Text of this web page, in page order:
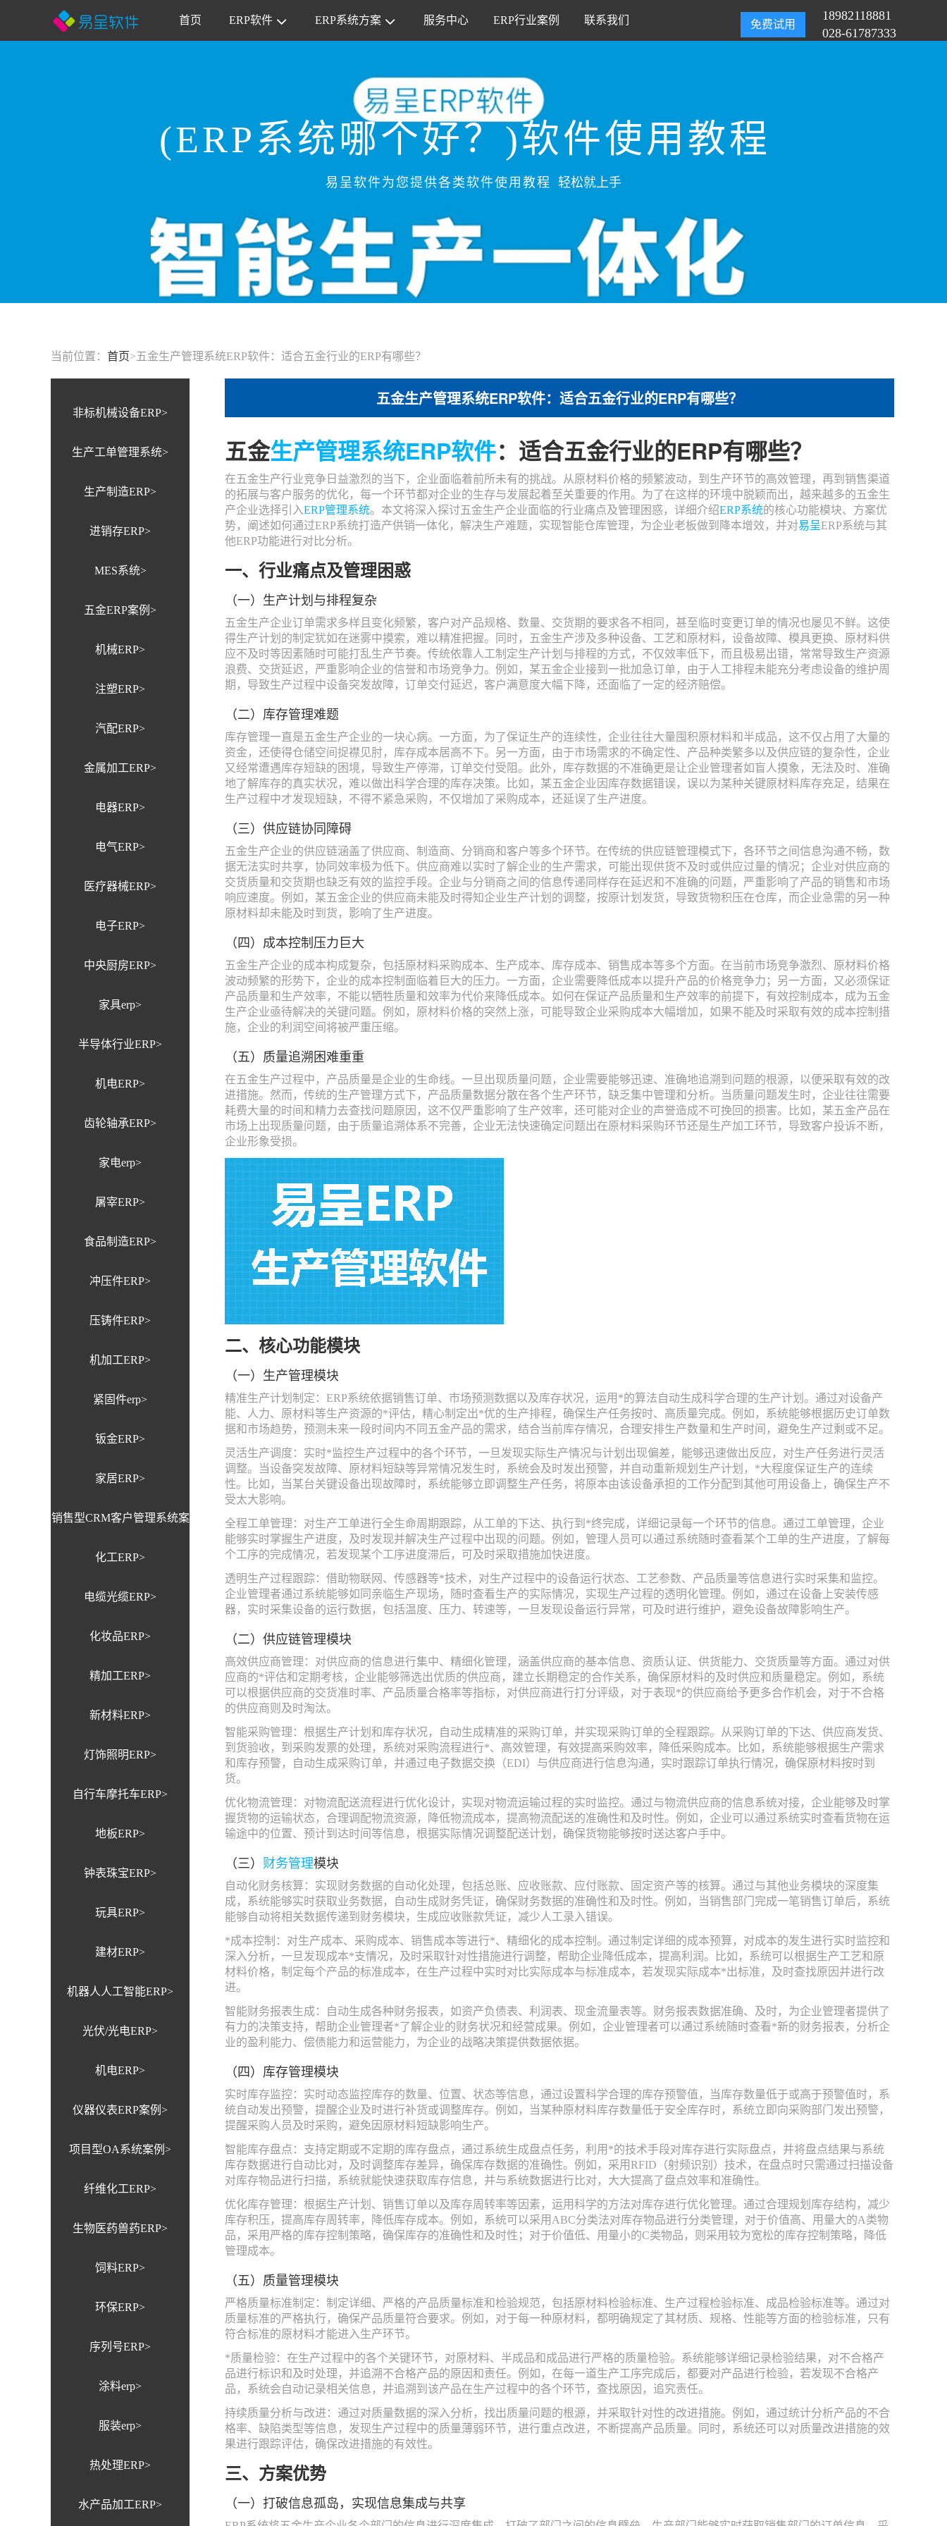
免费试用
18982118881
028-61787333
首页 ERP软件 ERP系统方案 服务中心 ERP行业案例 联系我们
(ERP系统哪个好？)软件使用教程
易呈软件为您提供各类软件使用教程 轻松就上手
当前位置： 首页>五金生产管理系统ERP软件：适合五金行业的ERP有哪些？
非标机械设备ERP>
生产工单管理系统>
生产制造ERP>
进销存ERP>
MES系统>
五金ERP案例>
机械ERP>
注塑ERP>
汽配ERP>
金属加工ERP>
电器ERP>
电气ERP>
医疗器械ERP>
电子ERP>
中央厨房ERP>
家具erp>
半导体行业ERP>
机电ERP>
齿轮轴承ERP>
家电erp>
屠宰ERP>
食品制造ERP>
冲压件ERP>
压铸件ERP>
机加工ERP>
紧固件erp>
钣金ERP>
家居ERP>
销售型CRM客户管理系统案
例>
化工ERP>
电缆光缆ERP>
化妆品ERP>
精加工ERP>
新材料ERP>
灯饰照明ERP>
自行车摩托车ERP>
地板ERP>
钟表珠宝ERP>
玩具ERP>
建材ERP>
机器人人工智能ERP>
光伏/光电ERP>
机电ERP>
仪器仪表ERP案例>
项目型OA系统案例>
纤维化工ERP>
生物医药兽药ERP>
饲料ERP>
环保ERP>
序列号ERP>
涂料erp>
服装erp>
热处理ERP>
水产品加工ERP>
五金生产管理系统ERP软件：适合五金行业的ERP有哪些？
五金生产管理系统ERP软件：适合五金行业的ERP有哪些？
在五金生产行业竞争日益激烈的当下，企业面临着前所未有的挑战。从原材料价格的频繁波动，到生产环节的高效管理，再到销售渠道
的拓展与客户服务的优化，每一个环节都对企业的生存与发展起着至关重要的作用。为了在这样的环境中脱颖而出，越来越多的五金生
产企业选择引入ERP管理系统。本文将深入探讨五金生产企业面临的行业痛点及管理困惑，详细介绍ERP系统的核心功能模块、方案优
势，阐述如何通过ERP系统打造产供销一体化，解决生产难题，实现智能仓库管理，为企业老板做到降本增效，并对易呈ERP系统与其
他ERP功能进行对比分析。
一、行业痛点及管理困惑
（一）生产计划与排程复杂
五金生产企业订单需求多样且变化频繁，客户对产品规格、数量、交货期的要求各不相同，甚至临时变更订单的情况也屡见不鲜。这使
得生产计划的制定犹如在迷雾中摸索，难以精准把握。同时，五金生产涉及多种设备、工艺和原材料，设备故障、模具更换、原材料供
应不及时等因素随时可能打乱生产节奏。传统依靠人工制定生产计划与排程的方式，不仅效率低下，而且极易出错，常常导致生产资源
浪费、交货延迟，严重影响企业的信誉和市场竞争力。例如，某五金企业接到一批加急订单，由于人工排程未能充分考虑设备的维护周
期，导致生产过程中设备突发故障，订单交付延迟，客户满意度大幅下降，还面临了一定的经济赔偿。
（二）库存管理难题
库存管理一直是五金生产企业的一块心病。一方面，为了保证生产的连续性，企业往往大量囤积原材料和半成品，这不仅占用了大量的
资金，还使得仓储空间捉襟见肘，库存成本居高不下。另一方面，由于市场需求的不确定性、产品种类繁多以及供应链的复杂性，企业
又经常遭遇库存短缺的困境，导致生产停滞，订单交付受阻。此外，库存数据的不准确更是让企业管理者如盲人摸象，无法及时、准确
地了解库存的真实状况，难以做出科学合理的库存决策。比如，某五金企业因库存数据错误，误以为某种关键原材料库存充足，结果在
生产过程中才发现短缺，不得不紧急采购，不仅增加了采购成本，还延误了生产进度。
（三）供应链协同障碍
五金生产企业的供应链涵盖了供应商、制造商、分销商和客户等多个环节。在传统的供应链管理模式下，各环节之间信息沟通不畅，数
据无法实时共享，协同效率极为低下。供应商难以实时了解企业的生产需求，可能出现供货不及时或供应过量的情况；企业对供应商的
交货质量和交货期也缺乏有效的监控手段。企业与分销商之间的信息传递同样存在延迟和不准确的问题，严重影响了产品的销售和市场
响应速度。例如，某五金企业的供应商未能及时得知企业生产计划的调整，按原计划发货，导致货物积压在仓库，而企业急需的另一种
原材料却未能及时到货，影响了生产进度。
（四）成本控制压力巨大
五金生产企业的成本构成复杂，包括原材料采购成本、生产成本、库存成本、销售成本等多个方面。在当前市场竞争激烈、原材料价格
波动频繁的形势下，企业的成本控制面临着巨大的压力。一方面，企业需要降低成本以提升产品的价格竞争力；另一方面，又必须保证
产品质量和生产效率，不能以牺牲质量和效率为代价来降低成本。如何在保证产品质量和生产效率的前提下，有效控制成本，成为五金
生产企业亟待解决的关键问题。例如，原材料价格的突然上涨，可能导致企业采购成本大幅增加，如果不能及时采取有效的成本控制措
施，企业的利润空间将被严重压缩。
（五）质量追溯困难重重
在五金生产过程中，产品质量是企业的生命线。一旦出现质量问题，企业需要能够迅速、准确地追溯到问题的根源，以便采取有效的改
进措施。然而，传统的生产管理方式下，产品质量数据分散在各个生产环节，缺乏集中管理和分析。当质量问题发生时，企业往往需要
耗费大量的时间和精力去查找问题原因，这不仅严重影响了生产效率，还可能对企业的声誉造成不可挽回的损害。比如，某五金产品在
市场上出现质量问题，由于质量追溯体系不完善，企业无法快速确定问题出在原材料采购环节还是生产加工环节，导致客户投诉不断，
企业形象受损。
二、核心功能模块
（一）生产管理模块
精准生产计划制定：ERP系统依据销售订单、市场预测数据以及库存状况，运用*的算法自动生成科学合理的生产计划。通过对设备产
能、人力、原材料等生产资源的*评估，精心制定出*优的生产排程，确保生产任务按时、高质量完成。例如，系统能够根据历史订单数
据和市场趋势，预测未来一段时间内不同五金产品的需求，结合当前库存情况，合理安排生产数量和生产时间，避免生产过剩或不足。
灵活生产调度：实时*监控生产过程中的各个环节，一旦发现实际生产情况与计划出现偏差，能够迅速做出反应，对生产任务进行灵活
调整。当设备突发故障、原材料短缺等异常情况发生时，系统会及时发出预警，并自动重新规划生产计划，*大程度保证生产的连续
性。比如，当某台关键设备出现故障时，系统能够立即调整生产任务，将原本由该设备承担的工作分配到其他可用设备上，确保生产不
受太大影响。
全程工单管理：对生产工单进行全生命周期跟踪，从工单的下达、执行到*终完成，详细记录每一个环节的信息。通过工单管理，企业
能够实时掌握生产进度，及时发现并解决生产过程中出现的问题。例如，管理人员可以通过系统随时查看某个工单的生产进度，了解每
个工序的完成情况，若发现某个工序进度滞后，可及时采取措施加快进度。
透明生产过程跟踪：借助物联网、传感器等*技术，对生产过程中的设备运行状态、工艺参数、产品质量等信息进行实时采集和监控。
企业管理者通过系统能够如同亲临生产现场，随时查看生产的实际情况，实现生产过程的透明化管理。例如，通过在设备上安装传感
器，实时采集设备的运行数据，包括温度、压力、转速等，一旦发现设备运行异常，可及时进行维护，避免设备故障影响生产。
（二）供应链管理模块
高效供应商管理：对供应商的信息进行集中、精细化管理，涵盖供应商的基本信息、资质认证、供货能力、交货质量等方面。通过对供
应商的*评估和定期考核，企业能够筛选出优质的供应商，建立长期稳定的合作关系，确保原材料的及时供应和质量稳定。例如，系统
可以根据供应商的交货准时率、产品质量合格率等指标，对供应商进行打分评级，对于表现*的供应商给予更多合作机会，对于不合格
的供应商则及时淘汰。
智能采购管理：根据生产计划和库存状况，自动生成精准的采购订单，并实现采购订单的全程跟踪。从采购订单的下达、供应商发货、
到货验收，到采购发票的处理，系统对采购流程进行*、高效管理，有效提高采购效率，降低采购成本。比如，系统能够根据生产需求
和库存预警，自动生成采购订单，并通过电子数据交换（EDI）与供应商进行信息沟通，实时跟踪订单执行情况，确保原材料按时到
货。
优化物流管理：对物流配送流程进行优化设计，实现对物流运输过程的实时监控。通过与物流供应商的信息系统对接，企业能够及时掌
握货物的运输状态，合理调配物流资源，降低物流成本，提高物流配送的准确性和及时性。例如，企业可以通过系统实时查看货物在运
输途中的位置、预计到达时间等信息，根据实际情况调整配送计划，确保货物能够按时送达客户手中。
（三） 财务管理模块
自动化财务核算：实现财务数据的自动化处理，包括总账、应收账款、应付账款、固定资产等的核算。通过与其他业务模块的深度集
成，系统能够实时获取业务数据，自动生成财务凭证，确保财务数据的准确性和及时性。例如，当销售部门完成一笔销售订单后，系统
能够自动将相关数据传递到财务模块，生成应收账款凭证，减少人工录入错误。
*成本控制：对生产成本、采购成本、销售成本等进行*、精细化的成本控制。通过制定详细的成本预算，对成本的发生进行实时监控和
深入分析，一旦发现成本*支情况，及时采取针对性措施进行调整，帮助企业降低成本，提高利润。比如，系统可以根据生产工艺和原
材料价格，制定每个产品的标准成本，在生产过程中实时对比实际成本与标准成本，若发现实际成本*出标准，及时查找原因并进行改
进。
智能财务报表生成：自动生成各种财务报表，如资产负债表、利润表、现金流量表等。财务报表数据准确、及时，为企业管理者提供了
有力的决策支持，帮助企业管理者*了解企业的财务状况和经营成果。例如，企业管理者可以通过系统随时查看*新的财务报表，分析企
业的盈利能力、偿债能力和运营能力，为企业的战略决策提供数据依据。
（四）库存管理模块
实时库存监控：实时动态监控库存的数量、位置、状态等信息，通过设置科学合理的库存预警值，当库存数量低于或高于预警值时，系
统自动发出预警，提醒企业及时进行补货或调整库存。例如，当某种原材料库存数量低于安全库存时，系统立即向采购部门发出预警，
提醒采购人员及时采购，避免因原材料短缺影响生产。
智能库存盘点：支持定期或不定期的库存盘点，通过系统生成盘点任务，利用*的技术手段对库存进行实际盘点，并将盘点结果与系统
库存数据进行自动比对，及时调整库存差异，确保库存数据的准确性。例如，采用RFID（射频识别）技术，在盘点时只需通过扫描设备
对库存物品进行扫描，系统就能快速获取库存信息，并与系统数据进行比对，大大提高了盘点效率和准确性。
优化库存管理：根据生产计划、销售订单以及库存周转率等因素，运用科学的方法对库存进行优化管理。通过合理规划库存结构，减少
库存积压，提高库存周转率，降低库存成本。例如，系统可以采用ABC分类法对库存物品进行分类管理，对于价值高、用量大的A类物
品，采用严格的库存控制策略，确保库存的准确性和及时性；对于价值低、用量小的C类物品，则采用较为宽松的库存控制策略，降低
管理成本。
（五）质量管理模块
严格质量标准制定：制定详细、严格的产品质量标准和检验规范，包括原材料检验标准、生产过程检验标准、成品检验标准等。通过对
质量标准的严格执行，确保产品质量符合要求。例如，对于每一种原材料，都明确规定了其材质、规格、性能等方面的检验标准，只有
符合标准的原材料才能进入生产环节。
*质量检验：在生产过程中的各个关键环节，对原材料、半成品和成品进行严格的质量检验。系统能够详细记录检验结果，对不合格产
品进行标识和及时处理，并追溯不合格产品的原因和责任。例如，在每一道生产工序完成后，都要对产品进行检验，若发现不合格产
品，系统会自动记录相关信息，并追溯到该产品在生产过程中的各个环节，查找原因，追究责任。
持续质量分析与改进：通过对质量数据的深入分析，找出质量问题的根源，并采取针对性的改进措施。例如，通过统计分析产品的不合
格率、缺陷类型等信息，发现生产过程中的质量薄弱环节，进行重点改进，不断提高产品质量。同时，系统还可以对质量改进措施的效
果进行跟踪评估，确保改进措施的有效性。
三、方案优势
（一）打破信息孤岛，实现信息集成与共享